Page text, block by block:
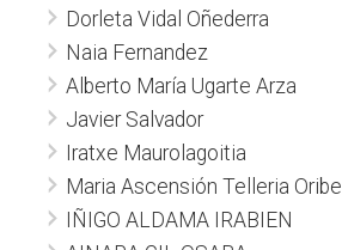
Dorleta Vidal Oñederra
Naia Fernandez
Alberto María Ugarte Arza
Javier Salvador
Iratxe Maurolagoitia
Maria Ascensión Telleria Oribe
IÑIGO ALDAMA IRABIEN